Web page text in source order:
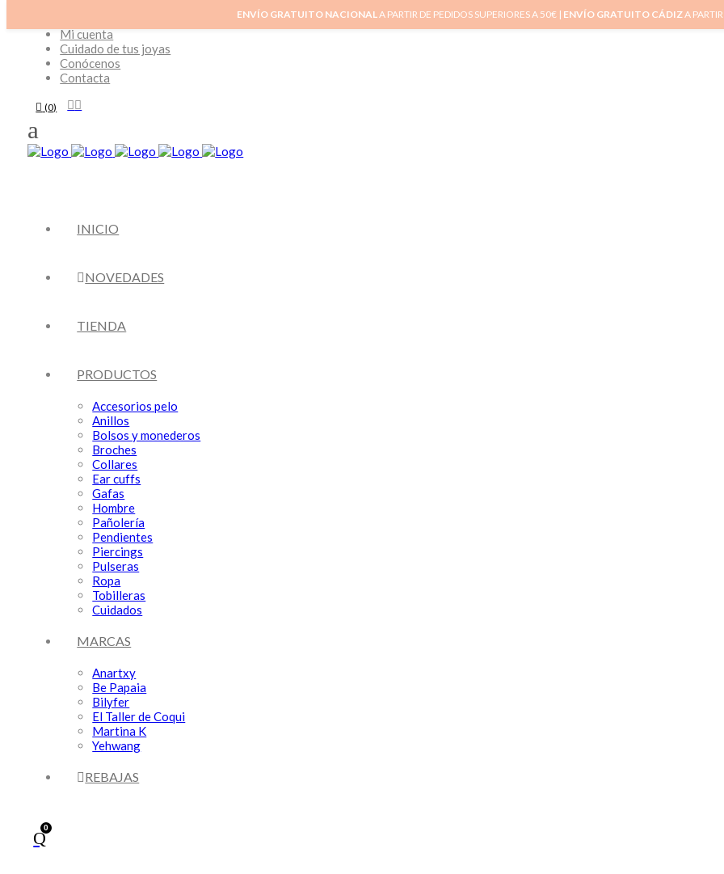
Mi cuenta
Cuidado de tus joyas
Conócenos
Contacta
(0)
INICIO
NOVEDADES
TIENDA
PRODUCTOS
Accesorios pelo
Anillos
Bolsos y monederos
Broches
Collares
Ear cuffs
Gafas
Hombre
Pañolería
Pendientes
Piercings
Pulseras
Ropa
Tobilleras
Cuidados
MARCAS
Anartxy
Be Papaia
Bilyfer
El Taller de Coqui
Martina K
Yehwang
REBAJAS
0
ENVÍO GRATUITO NACIONALA PARTIR DE PEDIDOS SUPERIORES A 50€ | ENVÍO GRATUITO CÁDIZA